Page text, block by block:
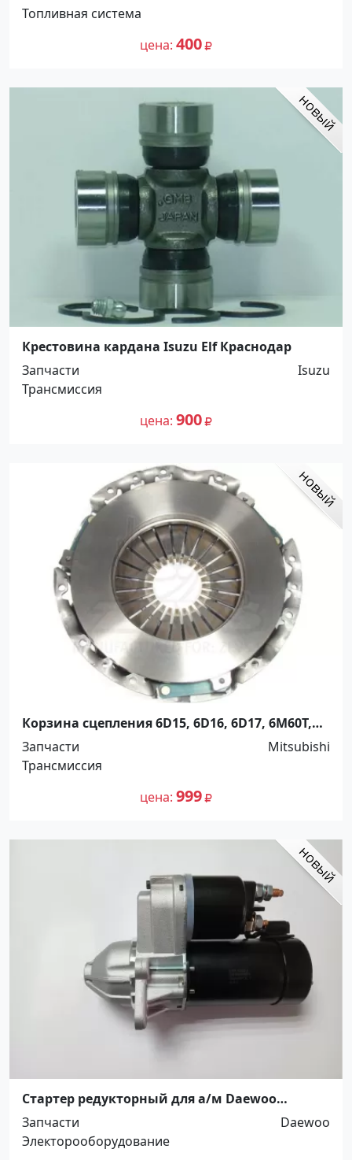
Топливная система
цена 400
Крестовина кардана Isuzu Elf Краснодар
Запчасти
Isuzu
Трансмиссия
цена 900
Корзина сцепления 6D15, 6D16, 6D17, 6M60T,
6M61, SKV, 5264720 Краснодар
Запчасти
Mitsubishi
Трансмиссия
цена 999
Стартер редукторный для а/м Daewoo
Lanos/Nexia Краснодар
Запчасти
Daewoo
Электорооборудование